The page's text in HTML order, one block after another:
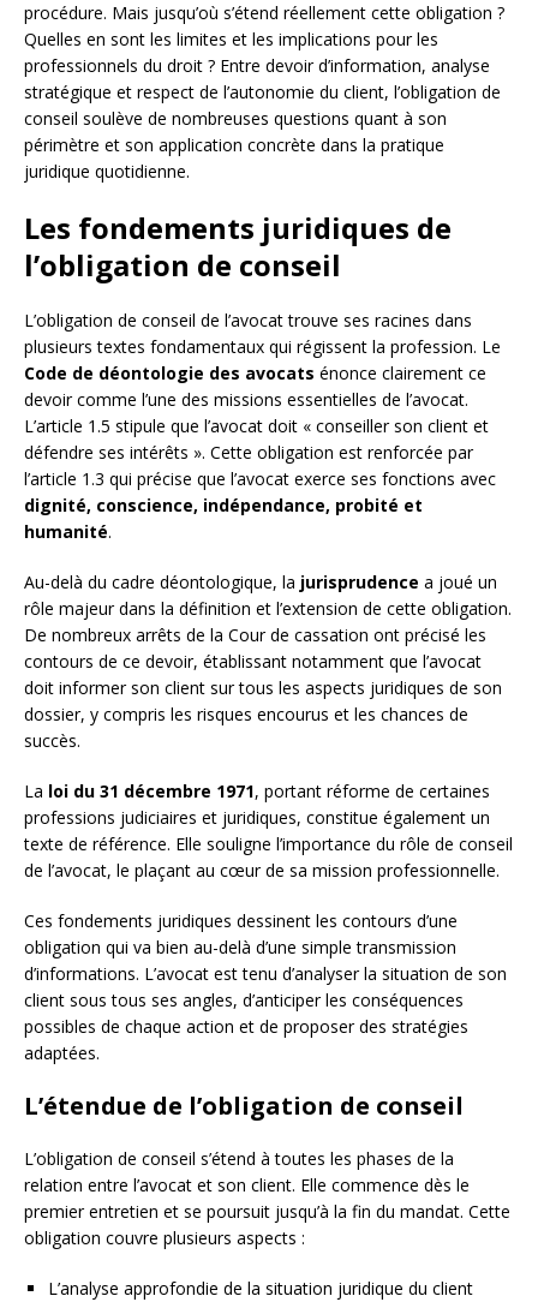
procédure. Mais jusqu’où s’étend réellement cette obligation ?
Quelles en sont les limites et les implications pour les
professionnels du droit ? Entre devoir d’information, analyse
stratégique et respect de l’autonomie du client, l’obligation de
conseil soulève de nombreuses questions quant à son
périmètre et son application concrète dans la pratique
juridique quotidienne.
Les fondements juridiques de
l’obligation de conseil
L’obligation de conseil de l’avocat trouve ses racines dans
plusieurs textes fondamentaux qui régissent la profession. Le
Code de déontologie des avocats énonce clairement ce
devoir comme l’une des missions essentielles de l’avocat.
L’article 1.5 stipule que l’avocat doit « conseiller son client et
défendre ses intérêts ». Cette obligation est renforcée par
l’article 1.3 qui précise que l’avocat exerce ses fonctions avec
dignité, conscience, indépendance, probité et
humanité.
Au-delà du cadre déontologique, la jurisprudence a joué un
rôle majeur dans la définition et l’extension de cette obligation.
De nombreux arrêts de la Cour de cassation ont précisé les
contours de ce devoir, établissant notamment que l’avocat
doit informer son client sur tous les aspects juridiques de son
dossier, y compris les risques encourus et les chances de
succès.
La loi du 31 décembre 1971, portant réforme de certaines
professions judiciaires et juridiques, constitue également un
texte de référence. Elle souligne l’importance du rôle de conseil
de l’avocat, le plaçant au cœur de sa mission professionnelle.
Ces fondements juridiques dessinent les contours d’une
obligation qui va bien au-delà d’une simple transmission
d’informations. L’avocat est tenu d’analyser la situation de son
client sous tous ses angles, d’anticiper les conséquences
possibles de chaque action et de proposer des stratégies
adaptées.
L’étendue de l’obligation de conseil
L’obligation de conseil s’étend à toutes les phases de la
relation entre l’avocat et son client. Elle commence dès le
premier entretien et se poursuit jusqu’à la fin du mandat. Cette
obligation couvre plusieurs aspects :
L’analyse approfondie de la situation juridique du client